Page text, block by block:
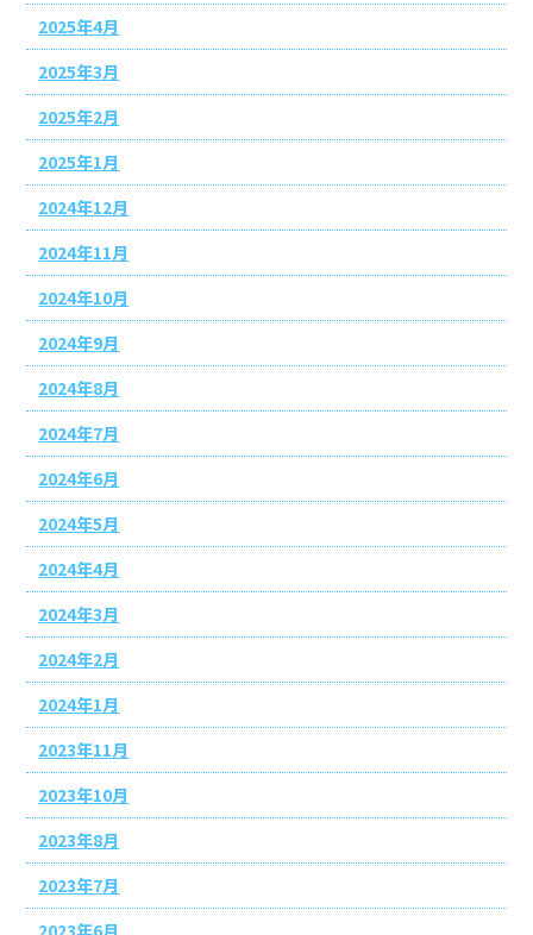
2025年4月
2025年3月
2025年2月
2025年1月
2024年12月
2024年11月
2024年10月
2024年9月
2024年8月
2024年7月
2024年6月
2024年5月
2024年4月
2024年3月
2024年2月
2024年1月
2023年11月
2023年10月
2023年8月
2023年7月
2023年6月